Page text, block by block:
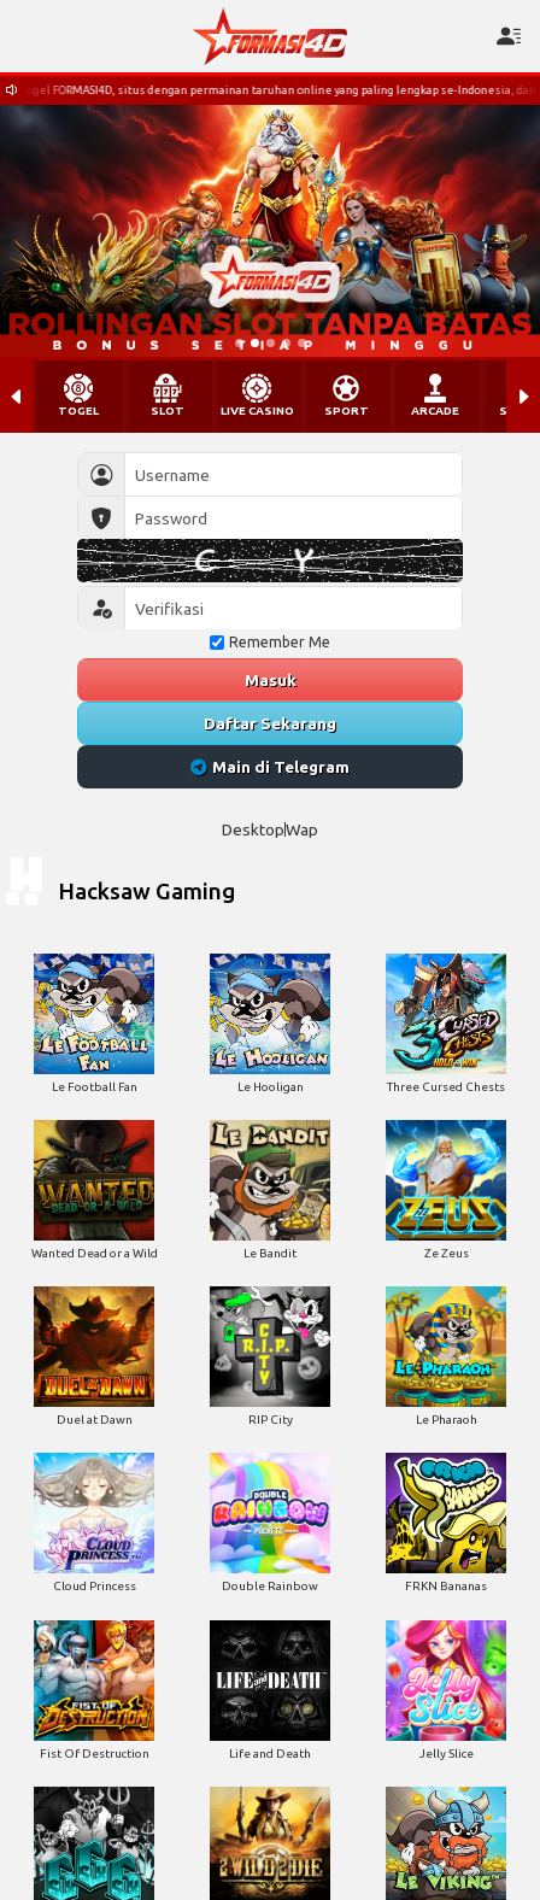
permainan taruhan online yang paling lengkap se-Indonesia, dan juga terdapat berbagai
Remember Me
Masuk
Daftar Sekarang
Main di Telegram
TOGEL SLOT LIVE CASINO SPORT ARCADE
DesktopWap
Hacksaw Gaming
Le Football Fan Le Hooligan Three Cursed Chests
Wanted Dead or a Wild Le Bandit Ze Zeus
Duel at Dawn RIP City Le Pharaoh
Cloud Princess Double Rainbow FRKN Bananas
Fist Of Destruction Life and Death Jelly Slice